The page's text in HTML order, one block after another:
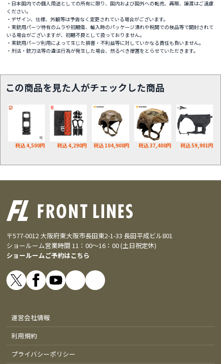
・日本国内での個人用途としての所有に限り、国内および国外への転売、再販、譲渡はご遠慮
ください。
・デザイン、仕様、外観等は予告なく変更されている場合がございます。
・実銃用パーツ特有のムラや初期傷、輸入時のパッケージ潰れや税関での検品等で開封されて
いる場合がございますが、初期不良として扱っておりません。
・実銃用パーツ利用によって生じた損害・不利益等に対していかなる責任も負いません。
・刑法・銃刀法等の違法行為が発生した場合、然るべき措置をとらせていただきます。
この商品を見た人がチェックした商品
税込 4,500円 税込 4,290円 税込 104,900円 税込 37,400円 税込 59,901円
〒577-0012 大阪府東大阪市長田東2-1-33 長田平成ビル801
ショールーム営業時間 11：00～16：00 (土日祝定休)
ショールームご予約はこちら
運営会社情報
利用規約
プライバシーポリシー